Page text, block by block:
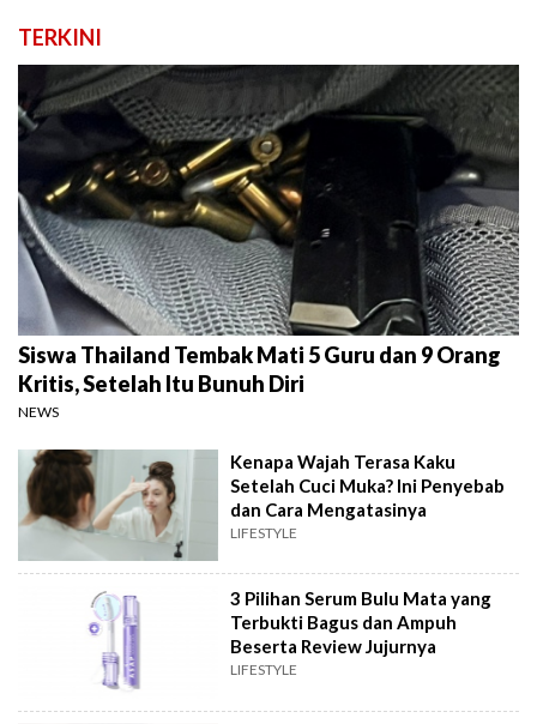
TERKINI
Siswa Thailand Tembak Mati 5 Guru dan 9 Orang
Kritis, Setelah Itu Bunuh Diri
NEWS
Kenapa Wajah Terasa Kaku
Setelah Cuci Muka? Ini Penyebab
dan Cara Mengatasinya
LIFESTYLE
3 Pilihan Serum Bulu Mata yang
Terbukti Bagus dan Ampuh
Beserta Review Jujurnya
LIFESTYLE